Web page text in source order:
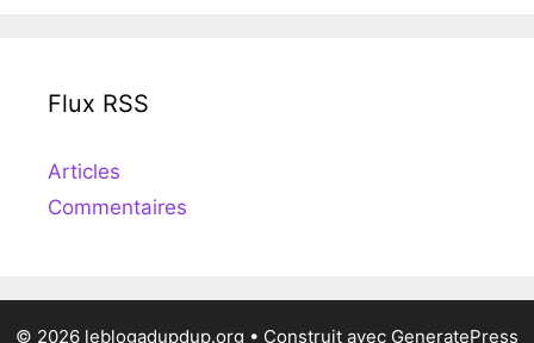
Flux RSS
Articles
Commentaires
© 2026 leblogadupdup.org • Construit avec GeneratePress